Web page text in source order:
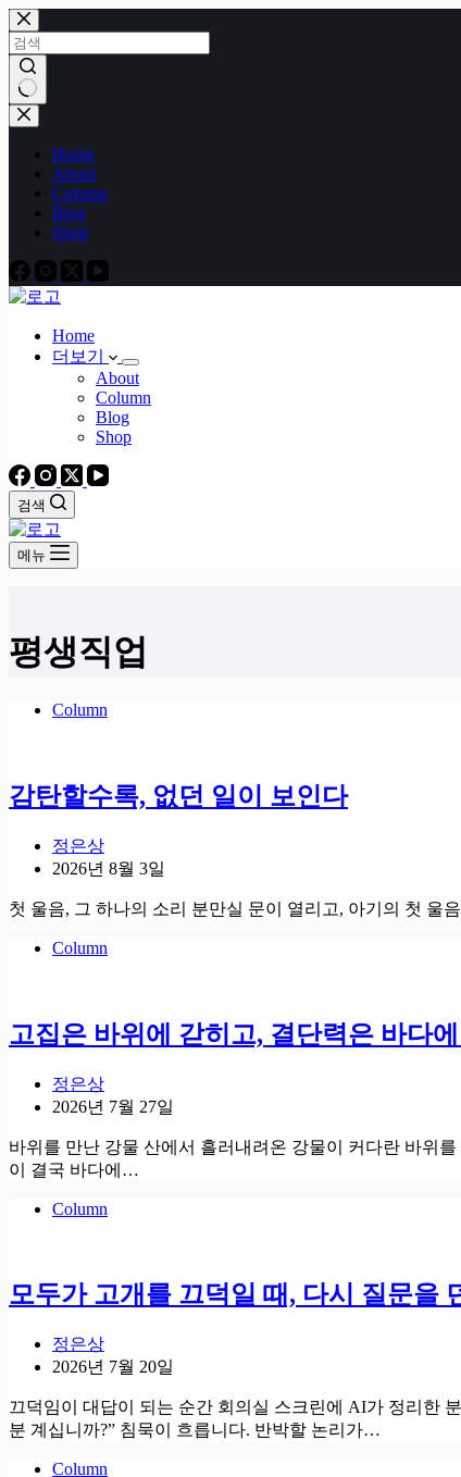
본
문
으
로
건
너
결
Home
About
Column
Blog
Shop
Home
더보기
About
Column
Blog
Shop
검색
메뉴
평생직업
Column
감탄할수록, 없던 일이 보인다
정은상
2026년 8월 3일
첫 울음, 그 하나의 소리 분만실 문이 열리고, 아기의 첫 울
Column
고집은 바위에 갇히고, 결단력은 바다
정은상
2026년 7월 27일
바위를 만난 강물 산에서 흘러내려온 강물이 커다란 바위
이 결국 바다에…
Column
모두가 고개를 끄덕일 때, 다시 질문을
정은상
2026년 7월 20일
끄덕임이 대답이 되는 순간 회의실 스크린에 AI가 정리한
분 계십니까?” 침묵이 흐릅니다. 반박할 논리가…
Column